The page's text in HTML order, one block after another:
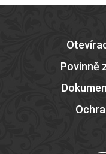
Povinně